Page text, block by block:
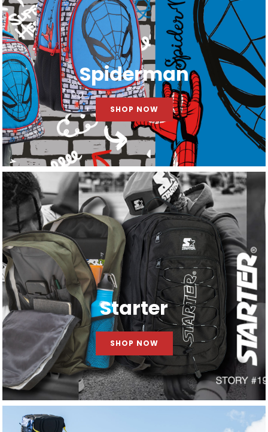
Spiderman
SHOP NOW
Starter
SHOP NOW